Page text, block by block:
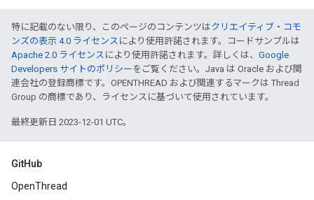
特に記載のない限り、このページのコンテンツはクリエイティブ・コモ
ンズの表示 4.0 ライセンス により使用許諾されます。コードサンプルは
Apache 2.0 ライセンス により使用許諾されます。詳しくは、 Google
Developers サイトのポリシー をご覧ください。Java は Oracle および関
連会社の登録商標です。OPENTHREAD および関連するマークは Thread
Group の商標であり、ライセンスに基づいて使用されています。
最終更新日 2023-12-01 UTC。
GitHub
OpenThread